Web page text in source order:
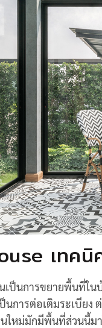
เทค
ป็นการขยายพื้นที่ใน
นการต่อเติมระเบีย
ใหม่มักมีพื้นที่ส่วนนี้ม